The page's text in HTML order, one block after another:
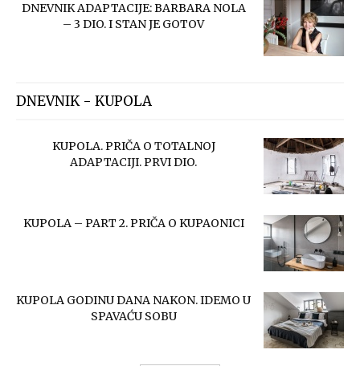
DNEVNIK ADAPTACIJE: BARBARA NOLA
– 3 DIO. I STAN JE GOTOV
DNEVNIK - KUPOLA
KUPOLA. PRIČA O TOTALNOJ
ADAPTACIJI. PRVI DIO.
KUPOLA – PART 2. PRIČA O KUPAONICI
KUPOLA GODINU DANA NAKON. IDEMO U
SPAVAĆU SOBU